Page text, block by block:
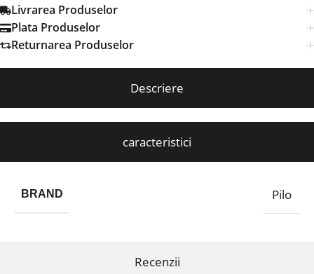
Livrarea Produselor
Plata Produselor
Returnarea Produselor
Descriere
caracteristici
Recenzii
BRAND Pilo